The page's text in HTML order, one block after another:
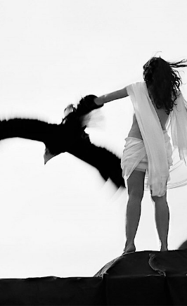
Гардуньо, но и
с фотографии Мануэлем
учёбу в академии и два